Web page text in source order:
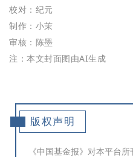
校对：纪元
制作：小茉
审核：陈墨
注：本文封面图由AI生成
版权声明
《中国基金报》对本平台